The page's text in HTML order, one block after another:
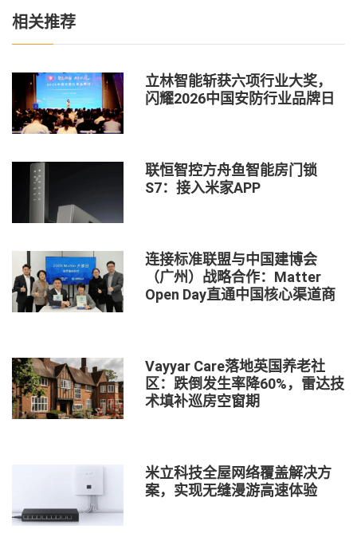
相关推荐
立林智能斩获六项行业大奖，
闪耀2026中国安防行业品牌日
联恒智控方舟鱼智能房门锁
S7：接入米家APP
连接标准联盟与中国建博会
（广州）战略合作：Matter
Open Day直通中国核心渠道商
Vayyar Care落地英国养老社
区：跌倒发生率降60%，雷达技
术填补巡房空窗期
米立科技全屋网络覆盖解决方
案，实现无缝漫游高速体验